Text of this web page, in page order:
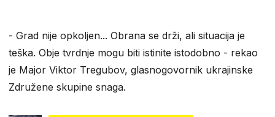
- Grad nije opkoljen... Obrana se drži, ali situacija je
teška. Obje tvrdnje mogu biti istinite istodobno - rekao
je Major Viktor Tregubov, glasnogovornik ukrajinske
Združene skupine snaga.